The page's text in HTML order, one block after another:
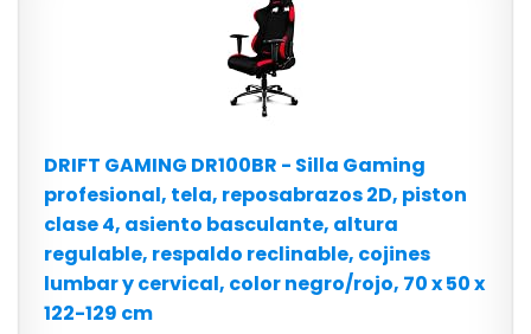
DRIFT GAMING DR100BR - Silla Gaming
profesional, tela, reposabrazos 2D, piston
clase 4, asiento basculante, altura
regulable, respaldo reclinable, cojines
lumbar y cervical, color negro/rojo, 70 x 50 x
122-129 cm